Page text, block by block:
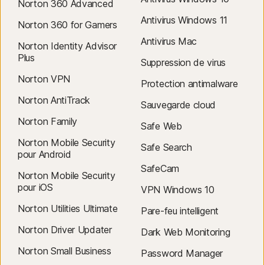
Systèmes d'exploitation Android : téléphones exécutant Android 8.0
Les prix de renouvellement
peuvent être plus élevés que le prix
initial et sont susceptibles d'être modifiés. Vous pouvez annuler le
renouvellement
comme décrit ici
: Vous pouvez annuler vos contrats
et demander un remboursement complet dans les 14 jours suivant
suivant le paiement pour les abonnements annuels. Pour plus
d'informations, consultez notre
politique d'annulation et de remboursement
Pour annuler votre contrat ou demander un remboursement,
cliquez ici
Norton 360 Advanced
Norton 360 for Gamers
Norton Identity Advisor
Plus
Norton VPN
Norton AntiTrack
Norton Family
Norton Mobile Security
pour Android
Norton Mobile Security
pour iOS
Norton Utilities Ultimate
Norton Driver Updater
Norton Small Business
Antivirus Windows 11
Antivirus Mac
Suppression de virus
Protection antimalware
Sauvegarde cloud
Safe Web
Safe Search
SafeCam
VPN Windows 10
Pare-feu intelligent
Dark Web Monitoring
Password Manager